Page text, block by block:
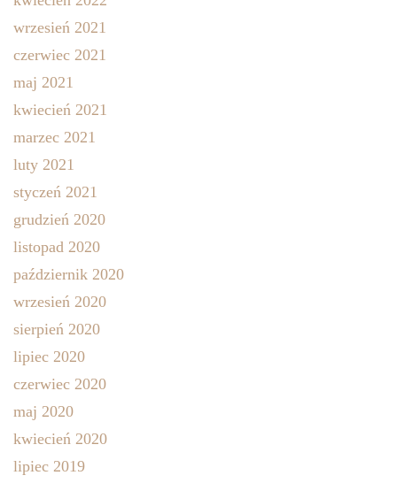
wrzesień 2021
czerwiec 2021
maj 2021
kwiecień 2021
marzec 2021
luty 2021
styczeń 2021
grudzień 2020
listopad 2020
październik 2020
wrzesień 2020
sierpień 2020
lipiec 2020
czerwiec 2020
maj 2020
kwiecień 2020
lipiec 2019